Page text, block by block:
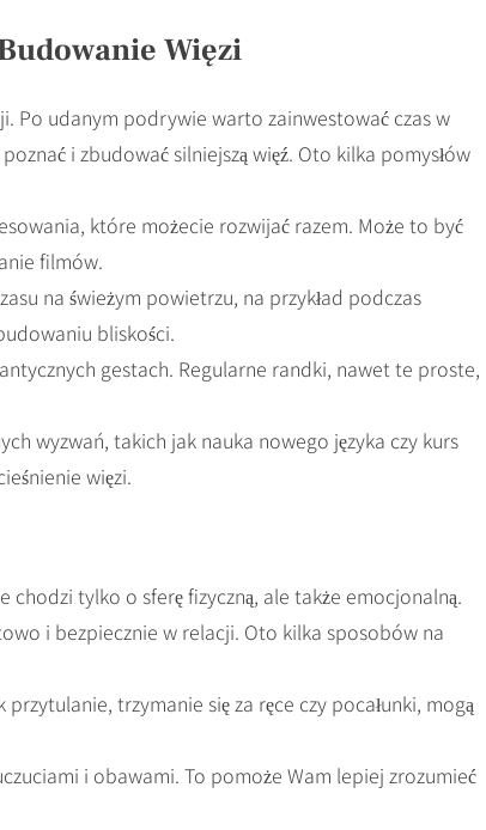
Więzi
Po udanym podrywie warto zainwestować czas w
i zbudować silniejszą więź. Oto kilka pomysłów
które możecie rozwijać razem. Może to być
filmów.
na świeżym powietrzu, na przykład podczas
bliskości.
gestach. Regularne randki, nawet te proste,
wyzwań, takich jak nauka nowego języka czy kurs
więzi.
tylko o sferę fizyczną, ale także emocjonalną.
i bezpiecznie w relacji. Oto kilka sposobów na
trzymanie się za ręce czy pocałunki, mogą
i obawami. To pomoże Wam lepiej zrozumieć